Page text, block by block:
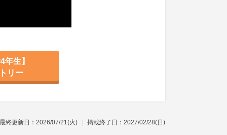
年生】
リー
最終更新日：2026/07/21(火) 掲載終了日：2027/02/28(日)